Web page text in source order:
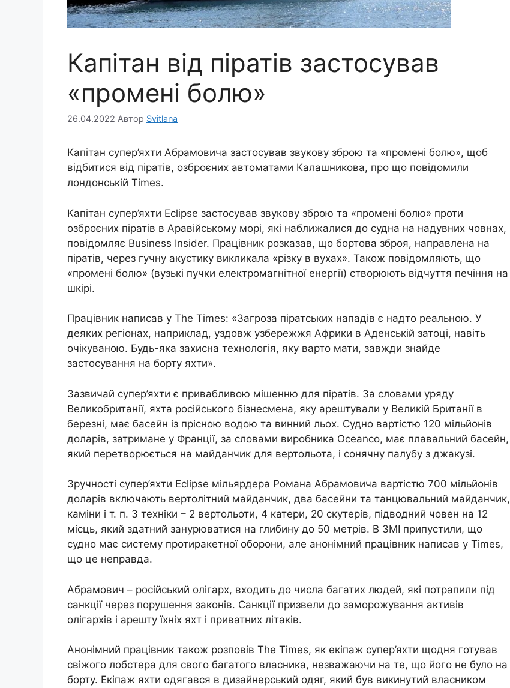
Капітан від піратів застосував
«промені болю»
26.04.2022 Автор Svitlana
Капітан супер’яхти Абрамовича застосував звукову зброю та «промені болю», щоб
відбитися від піратів, озброєних автоматами Калашникова, про що повідомили
лондонській Times.
Капітан супер’яхти Eclipse застосував звукову зброю та «промені болю» проти
озброєних піратів в Аравійському морі, які наближалися до судна на надувних човнах,
повідомляє Business Insider. Працівник розказав, що бортова зброя, направлена на
піратів, через гучну акустику викликала «різку в вухах». Також повідомляють, що
«промені болю» (вузькі пучки електромагнітної енергії) створюють відчуття печіння на
шкірі.
Працівник написав у The Times: «Загроза піратських нападів є надто реальною. У
деяких регіонах, наприклад, уздовж узбережжя Африки в Аденській затоці, навіть
очікуваною. Будь-яка захисна технологія, яку варто мати, завжди знайде
застосування на борту яхти».
Зазвичай супер’яхти є привабливою мішенню для піратів. За словами уряду
Великобританії, яхта російського бізнесмена, яку арештували у Великій Британії в
березні, має басейн із прісною водою та винний льох. Судно вартістю 120 мільйонів
доларів, затримане у Франції, за словами виробника Oceanco, має плавальний басейн,
який перетворюється на майданчик для вертольота, і сонячну палубу з джакузі.
Зручності супер’яхти Eclipse мільярдера Романа Абрамовича вартістю 700 мільйонів
доларів включають вертолітний майданчик, два басейни та танцювальний майданчик,
каміни і т. п. З техніки – 2 вертольоти, 4 катери, 20 скутерів, підводний човен на 12
місць, який здатний занурюватися на глибину до 50 метрів. В ЗМІ припустили, що
судно має систему протиракетної оборони, але анонімний працівник написав у Times,
що це неправда.
Абрамович – російський олігарх, входить до числа багатих людей, які потрапили під
санкції через порушення законів. Санкції призвели до заморожування активів
олігархів і арешту їхніх яхт і приватних літаків.
Анонімний працівник також розповів The Times, як екіпаж супер’яхти щодня готував
свіжого лобстера для свого багатого власника, незважаючи на те, що його не було на
борту. Екіпаж яхти одягався в дизайнерський одяг, який був викинутий власником